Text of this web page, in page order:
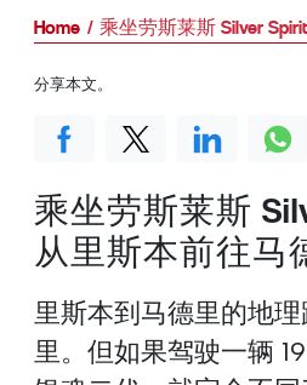
Home 乘坐劳斯莱斯 Silver
乘坐劳斯莱斯
从里斯本前往马
里斯本到马德里的地
里。但如果驾驶一辆
分享本文。